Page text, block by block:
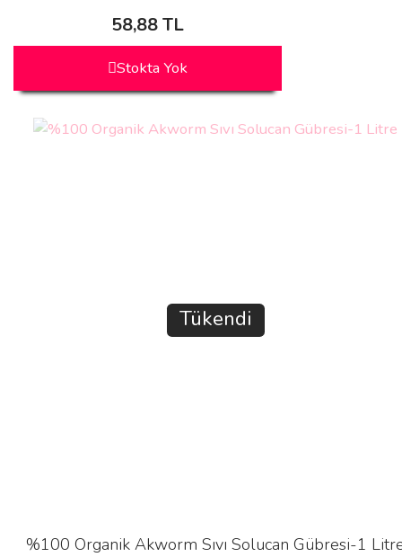
58,88 TL
Stokta Yok
Tükendi
%100 Organik Akworm Sıvı Solucan Gübresi-1